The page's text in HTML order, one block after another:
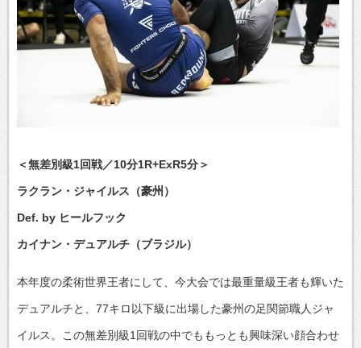
＜無差別級1回戦／10分1R+ExR5分＞
ラクラン・ジャイルス（豪州）
Def. by ヒールフック
カイナン・デュアルチ（ブラジル）
本年度の柔術世界王者にして、今大会では最重量級王者も輝いた
デュアルチと、77キロ以下級に出場した豪州の足関節職人ジャ
イルス。この無差別級1回戦の中でももっとも興味深い顔合わせ